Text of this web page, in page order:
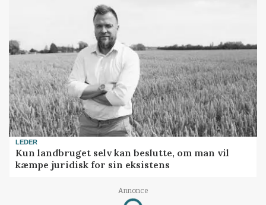
LEDER
Kun landbruget selv kan beslutte, om man vil
kæmpe juridisk for sin eksistens
Annonce